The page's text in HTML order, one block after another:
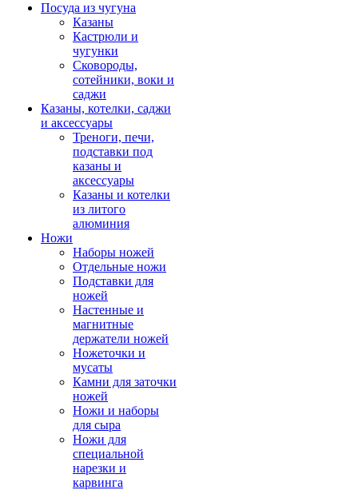
Посуда из чугуна
Казаны
Кастрюли и
чугунки
Сковороды,
сотейники, воки и
саджи
Казаны, котелки, саджи
и аксессуары
Треноги, печи,
подставки под
казаны и
аксессуары
Казаны и котелки
из литого
алюминия
Ножи
Наборы ножей
Отдельные ножи
Подставки для
ножей
Настенные и
магнитные
держатели ножей
Ножеточки и
мусаты
Камни для заточки
ножей
Ножи и наборы
для сыра
Ножи для
специальной
нарезки и
карвинга